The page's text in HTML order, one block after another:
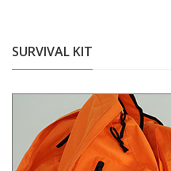
SURVIVAL KIT